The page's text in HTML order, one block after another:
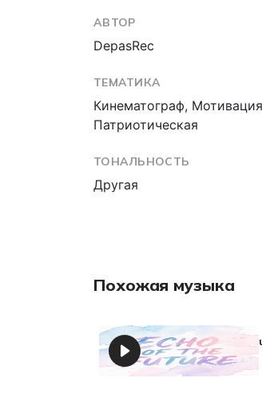
АВТОР
DepasRec
ТЕМАТИКА
Кинематограф,
Патриотическая
ТОНАЛЬНОСТЬ
Другая
Похожая музыка
Echo of the
DepasRec